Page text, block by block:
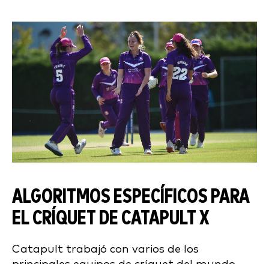
ALGORITMOS ESPECÍFICOS PARA
EL CRÍQUET DE CATAPULT X
Catapult trabajó con varios de los